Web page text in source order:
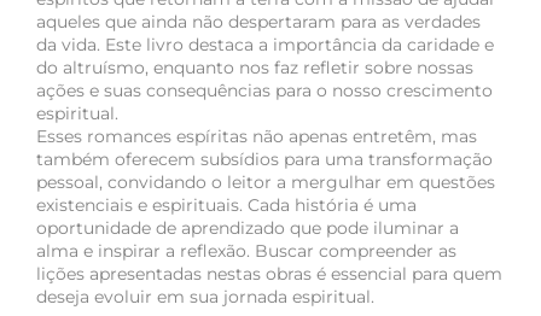
aqueles que ainda não despertaram para as verdades
da vida. Este livro destaca a importância da caridade e
do altruísmo, enquanto nos faz refletir sobre nossas
ações e suas consequências para o nosso crescimento
espiritual.
Esses romances espíritas não apenas entretêm, mas
também oferecem subsídios para uma transformação
pessoal, convidando o leitor a mergulhar em questões
existenciais e espirituais. Cada história é uma
oportunidade de aprendizado que pode iluminar a
alma e inspirar a reflexão. Buscar compreender as
lições apresentadas nestas obras é essencial para quem
deseja evoluir em sua jornada espiritual.